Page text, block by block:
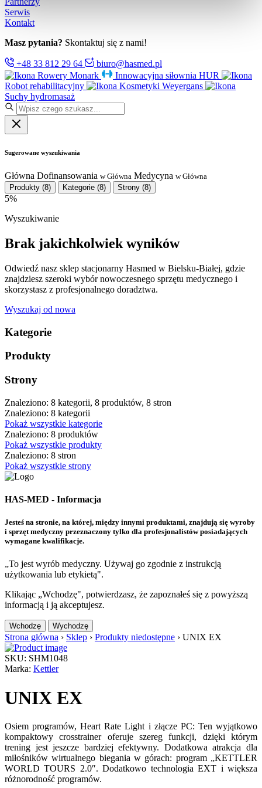
Serwis
Kontakt
Masz pytania? Skontaktuj się z nami!
+48 33 812 29 64
biuro@hasmed.pl
Rowery Monark
Innowacyjna siłownia HUR
Robot rehabilitacyjny
Kosmetyki Weyergans
Suchy hydromasaż
Sugerowane wyszukiwania
Główna Dofinansowania w Główna Medycyna w Główna
Produkty (8) Kategorie (8) Strony (8)
5%
Wyszukiwanie
Brak jakichkolwiek wyników
Odwiedź nasz sklep stacjonarny Hasmed w Bielsku-Białej, gdzie
znajdziesz szeroki wybór nowoczesnego sprzętu medycznego i
skorzystasz z profesjonalnego doradztwa.
Wyszukaj od nowa
Kategorie
Produkty
Strony
Znaleziono: 8 kategorii, 8 produktów, 8 stron
Znaleziono: 8 kategorii
Pokaż wszystkie kategorie
Znaleziono: 8 produktów
Pokaż wszystkie produkty
Znaleziono: 8 stron
Pokaż wszystkie strony
HAS-MED - Informacja
Jesteś na stronie, na której, między innymi produktami, znajdują się wyroby
i sprzęt medyczny przeznaczony tylko dla profesjonalistów posiadających
wymagane kwalifikacje.
„To jest wyrób medyczny. Używaj go zgodnie z instrukcją
użytkowania lub etykietą".
Klikając „Wchodzę", potwierdzasz, że zapoznałeś się z powyższą
informacją i ją akceptujesz.
Wchodzę Wychodzę
Strona główna › Sklep › Produkty niedostępne › UNIX EX
SKU: SHM1048
Marka: Kettler
UNIX EX
Osiem programów, Heart Rate Light i złącze PC: Ten wyjątkowo
kompaktowy crosstrainer oferuje szereg funkcji, dzięki którym
trening jest jeszcze bardziej efektywny. Dodatkowa atrakcja dla
miłośników wirtualnego biegania w górach: program „KETTLER
WORLD TOURS 2.0″. Dodatkowo technologia EXT i większa
różnorodność programów.